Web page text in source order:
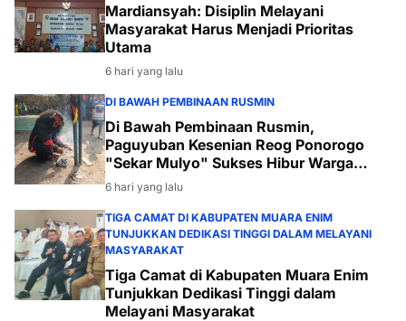
Mardiansyah: Disiplin Melayani
Masyarakat Harus Menjadi Prioritas
Utama
6 hari yang lalu
DI BAWAH PEMBINAAN RUSMIN
Di Bawah Pembinaan Rusmin,
Paguyuban Kesenian Reog Ponorogo
"Sekar Mulyo" Sukses Hibur Warga
Desa Payabakal
6 hari yang lalu
TIGA CAMAT DI KABUPATEN MUARA ENIM
TUNJUKKAN DEDIKASI TINGGI DALAM MELAYANI
MASYARAKAT
Tiga Camat di Kabupaten Muara Enim
Tunjukkan Dedikasi Tinggi dalam
Melayani Masyarakat